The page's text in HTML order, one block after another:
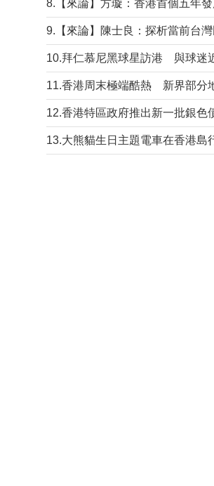
10.拜仁慕尼黑球星訪港 與球迷
11.香港周末極端酷熱 新界部分
13.大熊貓生日主題電車在香港島